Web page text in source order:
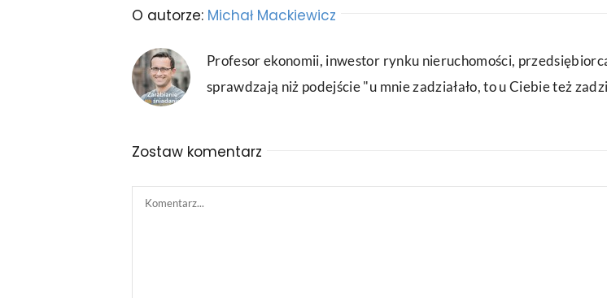
O autorze: Michał Mackiewicz
Profesor ekonomii, inwestor rynku nieruchomości,
sprawdzają niż podejście "u mnie zadziałało, to u Ciebie też
Zostaw komentarz
Comment